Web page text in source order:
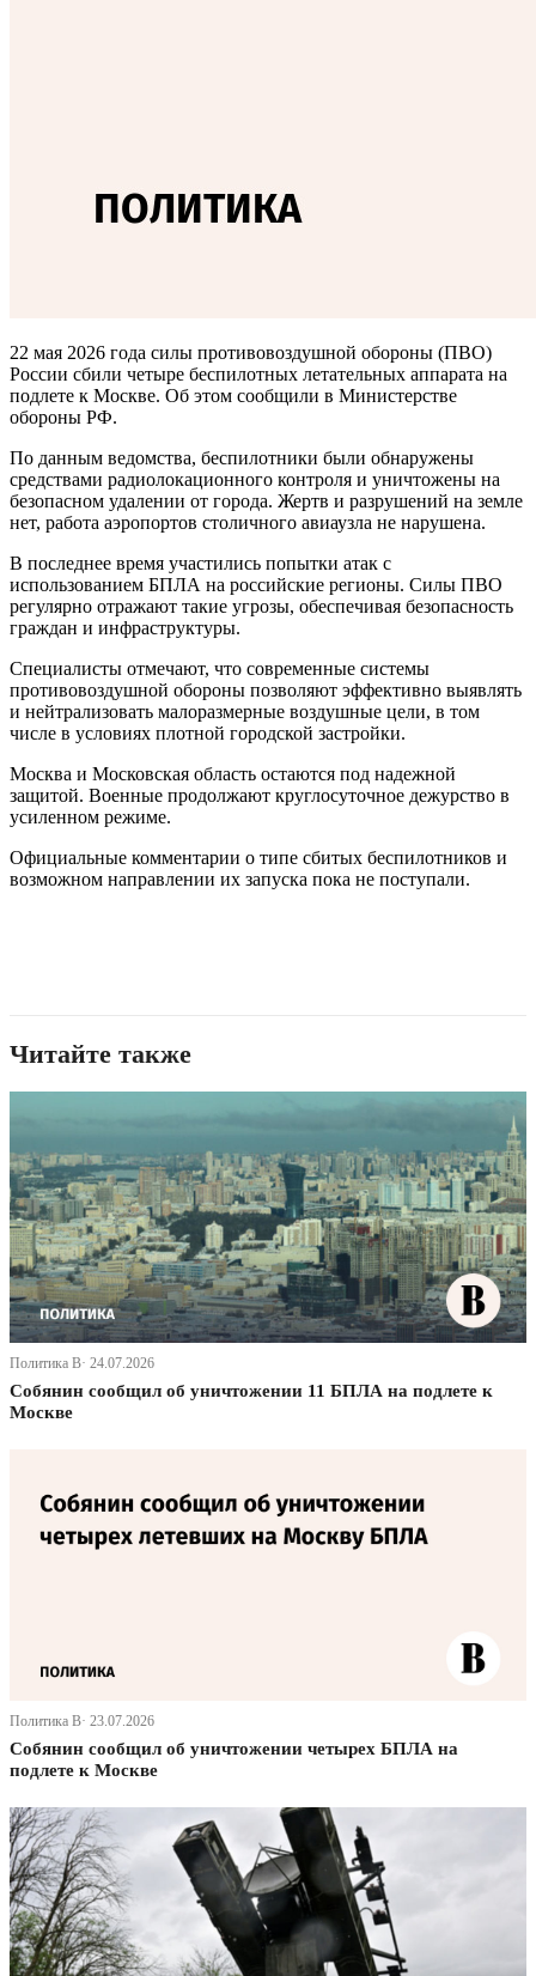
22 мая 2026 года силы противовоздушной обороны (ПВО)
России сбили четыре беспилотных летательных аппарата на
подлете к Москве. Об этом сообщили в Министерстве
обороны РФ.
По данным ведомства, беспилотники были обнаружены
средствами радиолокационного контроля и уничтожены на
безопасном удалении от города. Жертв и разрушений на земле
нет, работа аэропортов столичного авиаузла не нарушена.
В последнее время участились попытки атак с
использованием БПЛА на российские регионы. Силы ПВО
регулярно отражают такие угрозы, обеспечивая безопасность
граждан и инфраструктуры.
Специалисты отмечают, что современные системы
противовоздушной обороны позволяют эффективно выявлять
и нейтрализовать малоразмерные воздушные цели, в том
числе в условиях плотной городской застройки.
Москва и Московская область остаются под надежной
защитой. Военные продолжают круглосуточное дежурство в
усиленном режиме.
Официальные комментарии о типе сбитых беспилотников и
возможном направлении их запуска пока не поступали.
Читайте также
Политика В· 24.07.2026
Собянин сообщил об уничтожении 11 БПЛА на подлете к
Москве
Политика В· 23.07.2026
Собянин сообщил об уничтожении четырех БПЛА на
подлете к Москве